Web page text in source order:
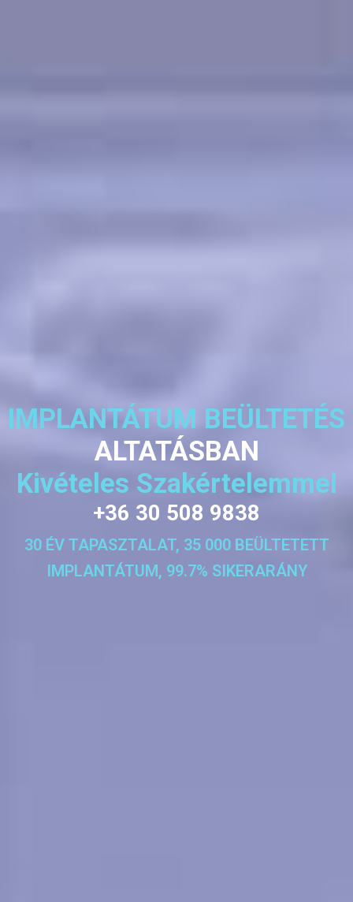
IMPLANTÁTUM BEÜLTETÉS
ALTATÁSBAN
Kivételes Szakértelemmel
+36 30 508 9838
30 ÉV TAPASZTALAT, 35 000 BEÜLTETETT
IMPLANTÁTUM, 99.7% SIKERARÁNY